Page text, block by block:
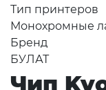
Тип принтеров
Монохромные
Бренд
БУЛАТ
Чип